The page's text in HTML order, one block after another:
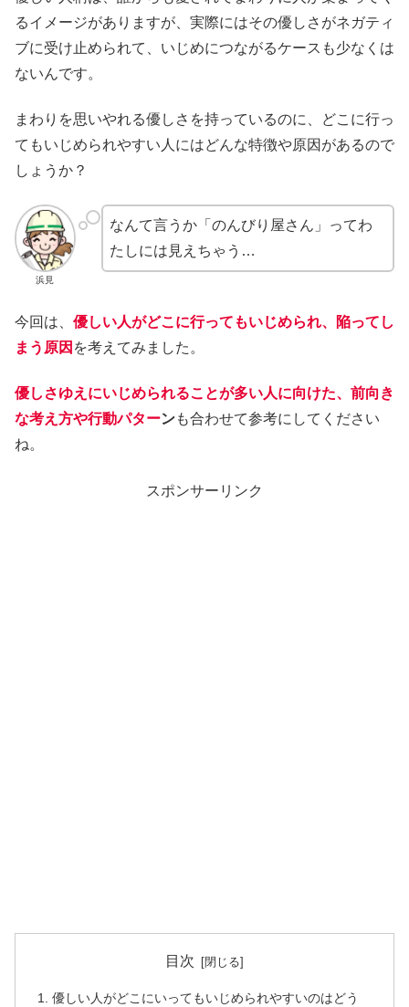
るイメージがありますが、実際にはその優しさがネガティ
ブに受け止められて、いじめにつながるケースも少なくは
ないんです。
まわりを思いやれる優しさを持っているのに、どこに行っ
てもいじめられやすい人にはどんな特徴や原因があるので
しょうか？
浜見
なんて言うか「のんびり屋さん」ってわ
たしには見えちゃう…
今回は、 優しい人がどこに行ってもいじめられ、陥ってし
まう原因 を考えてみました。
優しさゆえにいじめられることが多い人に向けた、前向き
な考え方や行動パターンも合わせて参考にしてください
ね。
スポンサーリンク
目次
優しい人がどこにいってもいじめられやすいのはどう